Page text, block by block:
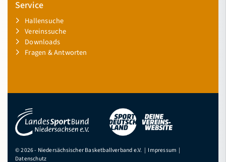
Service
Hallensuche
Vereinssuche
Downloads
Fragen & Antworten
© 2026 - Niedersächsischer Basketballverband e.V. | Impressum |
Datenschutz